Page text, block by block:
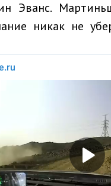
Эванс.
никак не